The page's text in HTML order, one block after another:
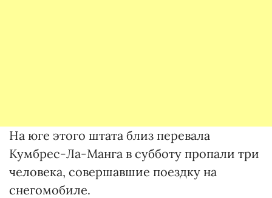
На юге этого штата близ перевала
Кумбрес-Ла-Манга в субботу пропали три
человека, совершавшие поездку на
снегомобиле.